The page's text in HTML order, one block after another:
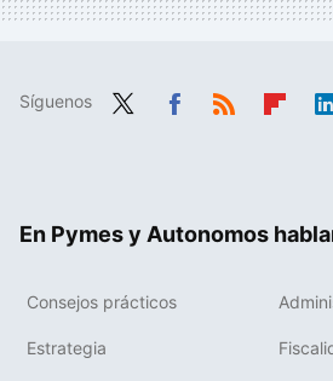
Síguenos
En Pymes y Autonomos
Consejos prácticos
Estrategia